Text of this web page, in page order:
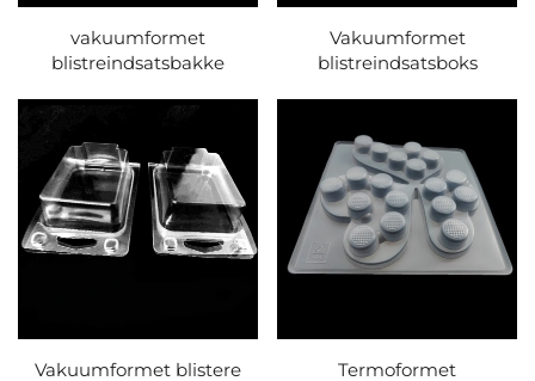
vakuumformet
blistreindsatsbakke
Vakuumformet
blistreindsatsboks
Vakuumformet blistere
Termoformet